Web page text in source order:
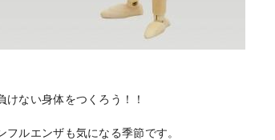
けない身体をつくろう！！
ルエンザも気になる季節です。